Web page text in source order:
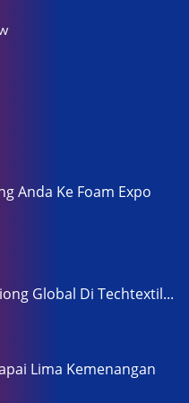
Anda Ke Foam Expo
Global Di Techtextil...
Lima Kemenangan